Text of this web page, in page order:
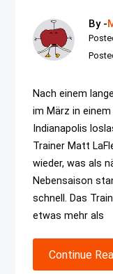
By -
Nach einem
im März in
Indianapolis
Trainer Matt
wieder, was als
Nebensaison
schnell. Das
etwas mehr als
Continue